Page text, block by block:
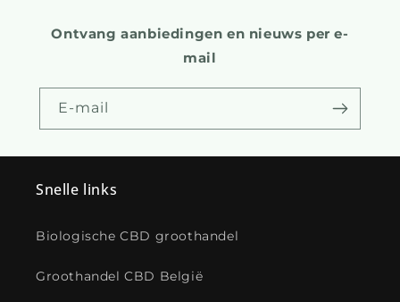
Ontvang aanbiedingen en nieuws per e-
mail
E-mail
Snelle links
Biologische CBD groothandel
Groothandel CBD België